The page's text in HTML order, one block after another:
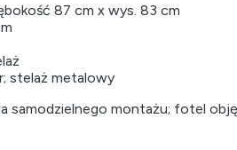
87 cm x wys. 83 cm
stelaż metalowy
samodzielnego montażu; fotel